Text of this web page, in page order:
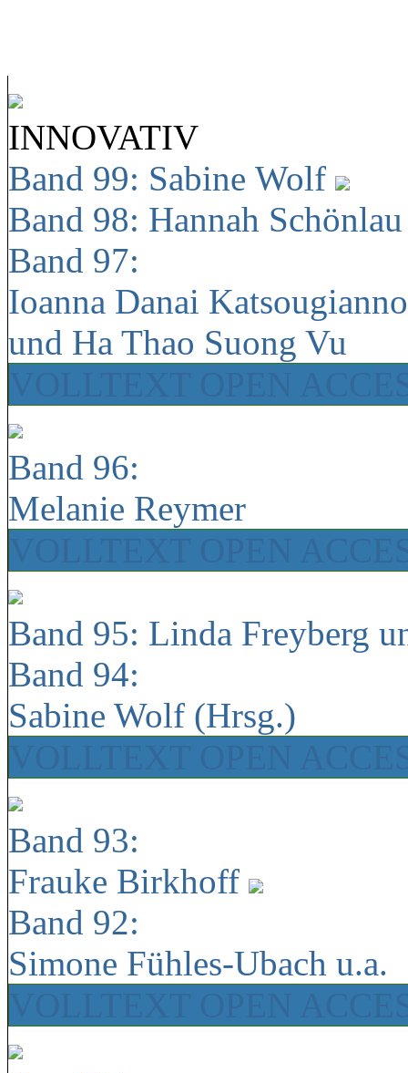
INNOVATIV
Band 99: Sabine Wolf
Band 98: Hannah
Band 97:
Ioanna Danai
und Ha Thao Suong Vu
Band 96:
Melanie Reymer
Band 95: Linda Freyberg
Band 94:
Sabine Wolf (Hrsg.)
Band 93:
Frauke Birkhoff
Band 92:
Simone Fühles-Ubach u.a.